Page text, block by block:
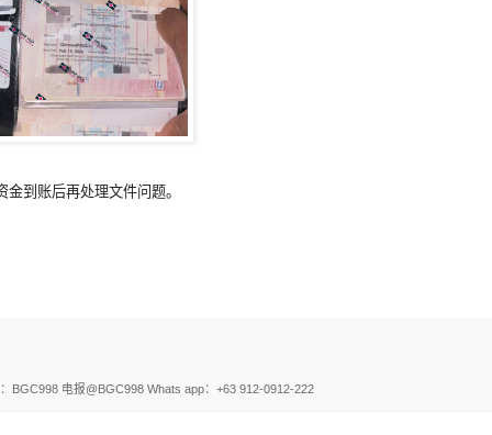
到账后再处理文件问题。
BGC998 电报@BGC998 Whats app：+63 912-0912-222